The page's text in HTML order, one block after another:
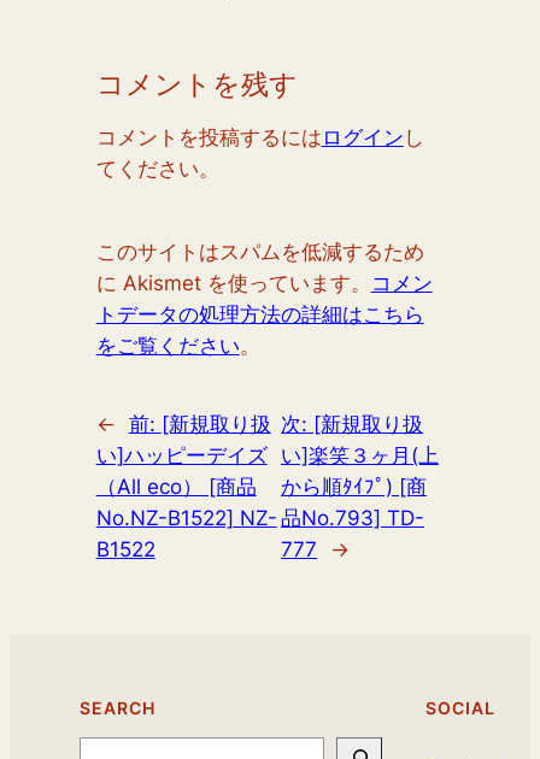
コメントを残す
コメントを投稿するには ログイン し
てください。
このサイトはスパムを低減するため
に Akismet を使っています。
コメン
トデータの処理方法の詳細はこちら
をご覧ください。
← 前: [新規取り扱
い]ハッピーデイズ
（All eco） [商品
No.NZ-B1522] NZ-
B1522
次: [新規取り扱
い]楽笑３ヶ月(上
から順ﾀｲﾌﾟ) [商
品No.793] TD-
777
→
SEARCH SOCIAL